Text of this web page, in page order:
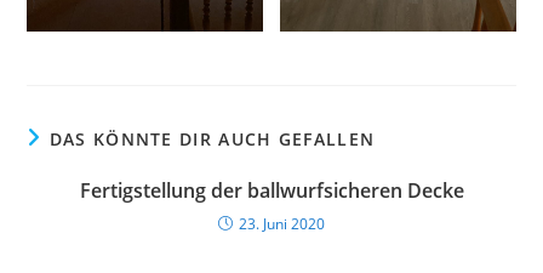
DAS KÖNNTE DIR AUCH GEFALLEN
Fertigstellung der ballwurfsicheren Decke
23. Juni 2020